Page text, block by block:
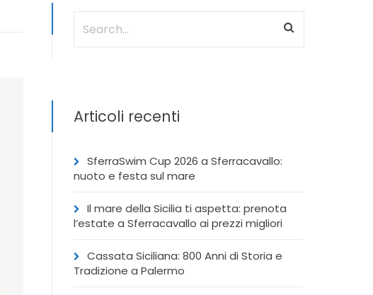
Articoli recenti
SferraSwim Cup 2026 a Sferracavallo:
nuoto e festa sul mare
Il mare della Sicilia ti aspetta: prenota
l’estate a Sferracavallo ai prezzi migliori
Cassata Siciliana: 800 Anni di Storia e
Tradizione a Palermo